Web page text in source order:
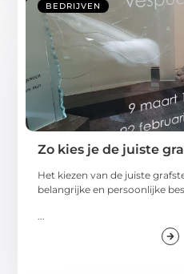
BEDRIJVEN
Zo kies je de juiste
Het kiezen van de juiste
belangrijke en persoonlijke